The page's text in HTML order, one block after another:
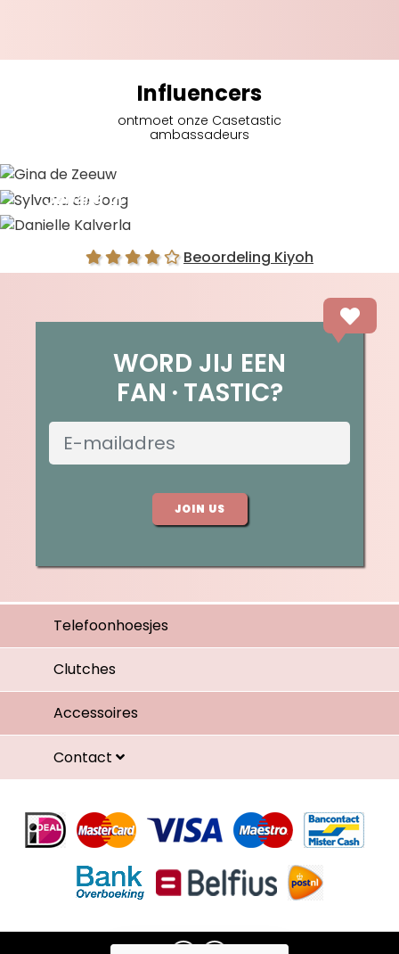
Influencers
ontmoet onze Casetastic
ambassadeurs
Sylvana de Jong
Beoordeling Kiyoh
WORD JIJ EEN
FAN TASTIC?
JOIN US
Telefoonhoesjes
Clutches
Accessoires
Contact